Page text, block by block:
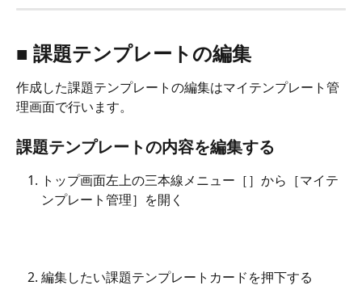
■ 課題テンプレートの編集
作成した課題テンプレートの編集はマイテンプレート管
理画面で行います。
課題テンプレートの内容を編集する
トップ画面左上の三本線メニュー［］から［マイテ
ンプレート管理］を開く
編集したい課題テンプレートカードを押下する